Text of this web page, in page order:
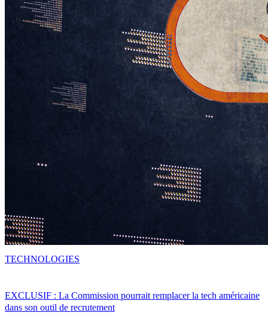
EXCLUSIF : La Commission pourrait remplacer la tech américaine
dans son outil de recrutement
TECHNOLOGIES